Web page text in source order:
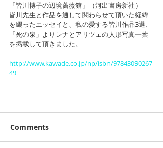
「皆川博子の辺境薔薇館」（河出書房新社）
皆川先生と作品を通して関わらせて頂いた経緯
を綴ったエッセイと、私の愛する皆川作品3選、
「死の泉」よりレナとアリツェの人形写真一葉
を掲載して頂きました。
http://www.kawade.co.jp/np/isbn/97843090267
49
Comments